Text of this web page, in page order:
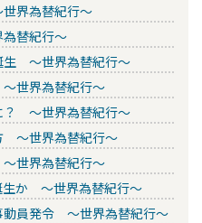
界為替紀行～
替紀行～
生 ～世界為替紀行～
世界為替紀行～
？ ～世界為替紀行～
～世界為替紀行～
世界為替紀行～
生か ～世界為替紀行～
動員発令 ～世界為替紀行～